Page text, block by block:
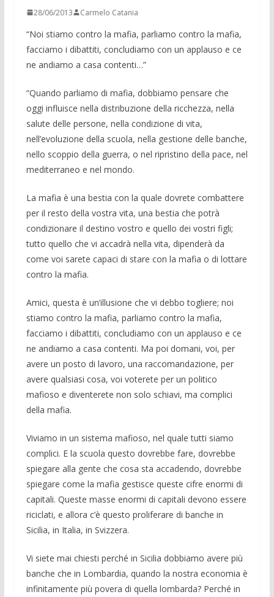
28/06/2013 Carmelo Catania
“Noi stiamo contro la ma­fia, parliamo contro la mafia,
facciamo i dibattiti, concludiamo con un applauso e ce
ne andiamo a casa contenti…”
“Quando parliamo di mafia, dobbiamo pensare che
oggi influisce nella distribu­zione della ricchezza, nella
salute delle persone, nella condizione di vita,
nell’evoluzione della scuola, nella ge­stione delle banche,
nello scoppio della guerra, o nel ripristino della pace, nel
mediterraneo e nel mondo.
La mafia è una bestia con la quale do­vrete combattere
per il resto della vostra vita, una bestia che potrà
condizionare il destino vostro e quello dei vostri figli;
tutto quello che vi accadrà nella vita, dipenderà da
come voi sarete capaci di stare con la mafia o di lottare
contro la mafia.
Amici, questa è un’illusione che vi debbo togliere; noi
stiamo contro la ma­fia, parliamo contro la mafia,
facciamo i dibattiti, concludiamo con un applauso e ce
ne andiamo a casa contenti. Ma poi domani, voi, per
avere un posto di lavo­ro, una raccomandazione, per
avere qualsiasi cosa, voi voterete per un politi­co
mafioso e diventerete non solo schia­vi, ma complici
della mafia.
Viviamo in un sistema mafioso, nel quale tutti siamo
complici. E la scuola questo dovrebbe fare, dovrebbe
spiegare alla gente che cosa sta accadendo, do­vrebbe
spiegare come la mafia gesti­sce queste cifre enormi di
capitali. Que­ste masse enormi di capitali devono es­sere
riciclati, e allora c’è questo prolife­rare di banche in
Sicilia, in Italia, in Svizzera.
Vi siete mai chiesti perché in Sicilia dobbiamo avere più
banche che in Lom­bardia, quando la nostra economia è
infi­nitamente più povera di quella lombar­da? Perché in